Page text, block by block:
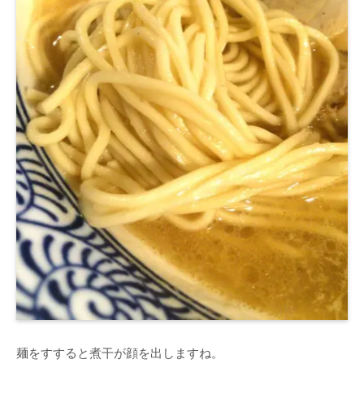
麺をすすると煮干が顔を出しますね。